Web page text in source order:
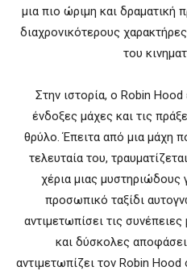
μια πιο ώριμη και δραματική
διαχρονικότερους
του
Στην ιστορία, ο Robin
ένδοξες μάχες και τις
θρύλο. Έπειτα από μια μάχη
τελευταία του,
χέρια μιας μυστηριώδους
προσωπικό ταξίδι
αντιμετωπίσει τις
και δύσκολες
αντιμετωπίζει τον Robin